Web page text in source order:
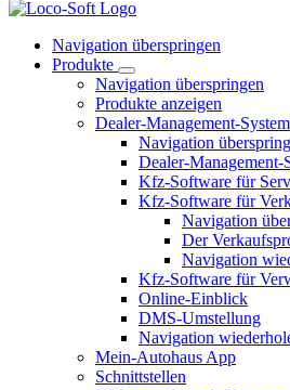
Navigation überspringen
Produkte
Navigation überspringen
Produkte anzeigen
Dealer-Management-System
Navigation
Dealer-Management-
Kfz-Software für
Kfz-Software für
Navigation
Der
Navigation
Kfz-Software für
Online-Einblick
DMS-Umstellung
Navigation
Mein-Autohaus App
Schnittstellen